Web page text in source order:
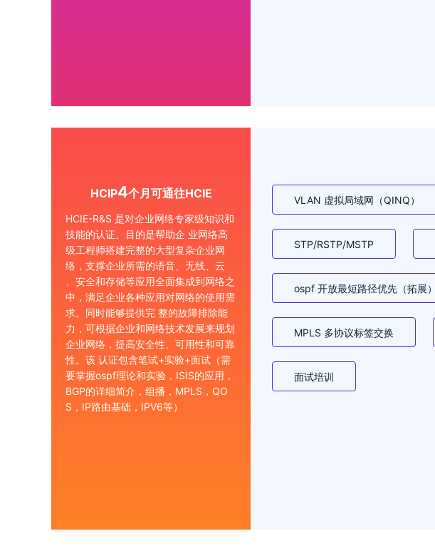
HCIP4个月可通往HCIE
HCIE-R&S 是对企业网络专家级知识和
技能的认证。目的是帮助企 业网络高
级工程师搭建完整的大型复杂企业网
络，支撑企业所需的语音、无线、云
、安全和存储等应用全面集成到网络之
中，满足企业各种应用对网络的使用需
求。同时能够提供完 整的故障排除能
力，可根据企业和网络技术发展来规划
企业网络，提高安全性、可用性和可靠
性。该 认证包含笔试+实验+面试（需
要掌握ospf理论和实验，ISIS的应用，
BGP的详细简介，组播，MPLS，QO
S，IP路由基础，IPV6等）
VLAN 虚拟局域网（QINQ）
STP/RSTP/MSTP
ospf 开放最短路径优先（拓展）
MPLS 多协议标签交换
面试培训